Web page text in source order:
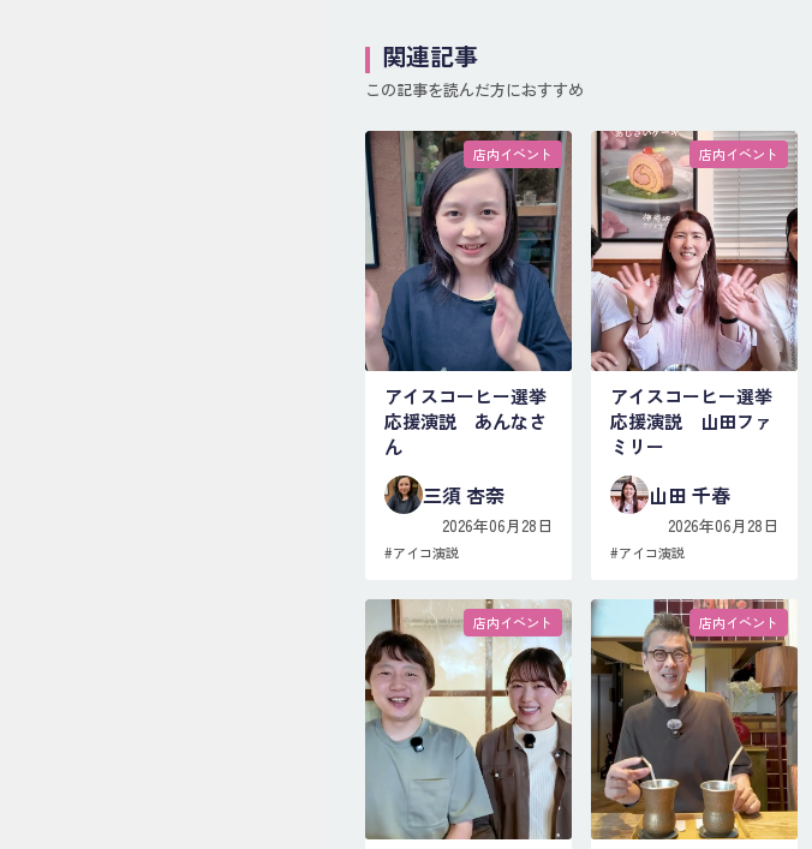
関連記事
この記事を読んだ方におすすめ
店内イベント
アイスコーヒー選挙
応援演説 あんなさ
ん
三須 杏奈
2026年06月28日
#アイコ演説
店内イベント
アイスコーヒー選挙
応援演説 山田ファ
ミリー
山田 千春
2026年06月28日
#アイコ演説
店内イベント 店内イベント